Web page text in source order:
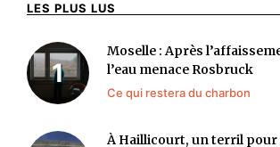
LES PLUS LUS
Moselle : Après
l’eau menace Rosbruck
Ce qui restera du charbon
À Haillicourt, un terril